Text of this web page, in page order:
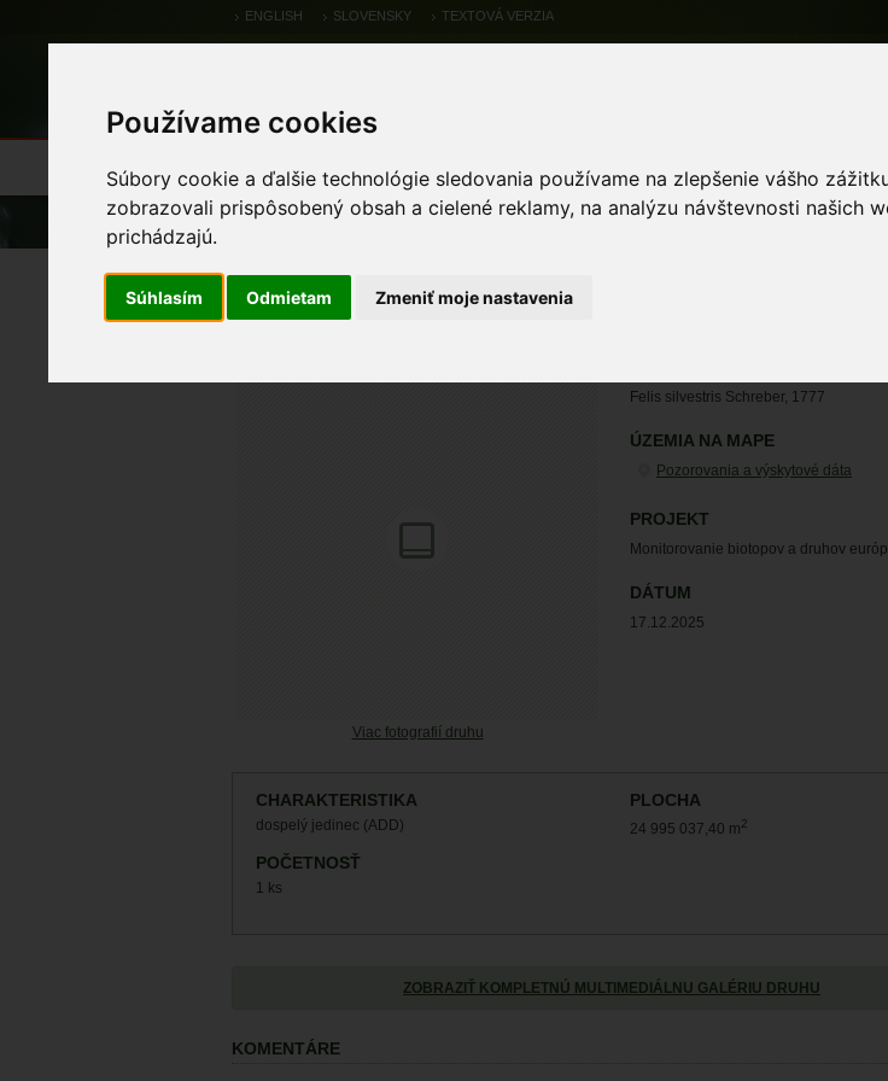
Používame cookies
Súbory cookie a ďalšie technológie sledovania používame na zlepšenie vášho
zobrazovali prispôsobený obsah a cielené reklamy, na analýzu návštevnosti našich
prichádzajú.
Súhlasím Odmietam Zmeniť moje nastavenia
ENGLISH SLOVENSKY TEXTOVÁ VERZIA
Výsledky monitoringu Pozorovania a výskytové dáta Chránené územia
Úvod Pozorovania a výskytové dáta Zoologické záznamy
mačka divá
Viac fotografií druhu
Felis silvestris Schreber, 1777
ÚZEMIA NA MAPE
Pozorovania a výskytové dáta
PROJEKT
Monitorovanie biotopov a druhov
DÁTUM
17.12.2025
CHARAKTERISTIKA
dospelý jedinec (ADD)
PLOCHA
24 995 037,40 m2
POČETNOSŤ
1 ks
ZOBRAZIŤ KOMPLETNÚ MULTIMEDIÁLNU GALÉRIU DRUHU
KOMENTÁRE